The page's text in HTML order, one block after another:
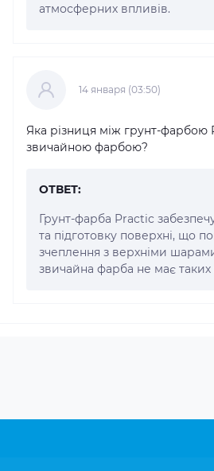
атмосферних впливів.
14 января (03:50)
Яка різниця між грунт-фарбою
звичайною фарбою?
ОТВЕТ:
Грунт-фарба Practic
та підготовку поверхні, що
зчеплення з верхніми
звичайна фарба не має таких